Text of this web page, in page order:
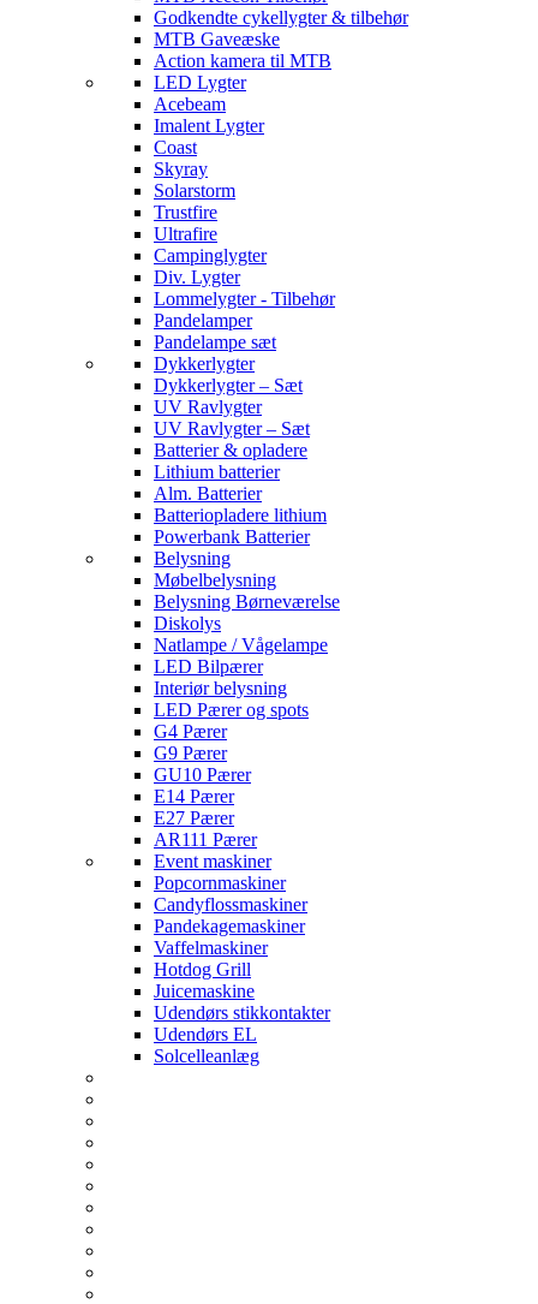
Godkendte cykellygter & tilbehør
MTB Gaveæske
Action kamera til MTB
LED Lygter
Acebeam
Imalent Lygter
Coast
Skyray
Solarstorm
Trustfire
Ultrafire
Campinglygter
Div. Lygter
Lommelygter - Tilbehør
Pandelamper
Pandelampe sæt
Dykkerlygter
Dykkerlygter – Sæt
UV Ravlygter
UV Ravlygter – Sæt
Batterier & opladere
Lithium batterier
Alm. Batterier
Batteriopladere lithium
Powerbank Batterier
Belysning
Møbelbelysning
Belysning Børneværelse
Diskolys
Natlampe / Vågelampe
LED Bilpærer
Interiør belysning
LED Pærer og spots
G4 Pærer
G9 Pærer
GU10 Pærer
E14 Pærer
E27 Pærer
AR111 Pærer
Event maskiner
Popcornmaskiner
Candyflossmaskiner
Pandekagemaskiner
Vaffelmaskiner
Hotdog Grill
Juicemaskine
Udendørs stikkontakter
Udendørs EL
Solcelleanlæg